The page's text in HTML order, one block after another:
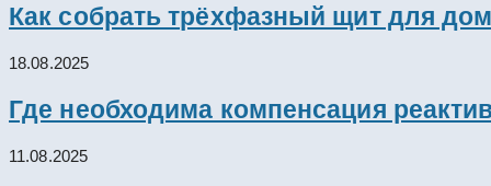
Как собрать трёхфазный щит для
18.08.2025
Где необходима компенсация
11.08.2025